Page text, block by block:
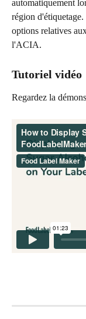
automatiquement
région
options relatives
l'ACIA.
Tutoriel vidéo
Regardez la